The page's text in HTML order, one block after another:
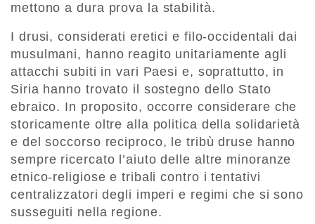
mettono a dura prova la stabilità.
I drusi, considerati eretici e filo-occidentali dai
musulmani, hanno reagito unitariamente agli
attacchi subiti in vari Paesi e, soprattutto, in
Siria hanno trovato il sostegno dello Stato
ebraico. In proposito, occorre considerare che
storicamente oltre alla politica della solidarietà
e del soccorso reciproco, le tribù druse hanno
sempre ricercato l’aiuto delle altre minoranze
etnico-religiose e tribali contro i tentativi
centralizzatori degli imperi e regimi che si sono
susseguiti nella regione.